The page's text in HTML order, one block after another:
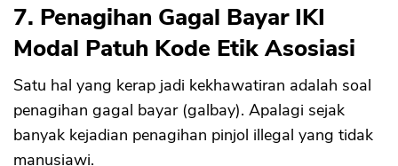
7. Penagihan Gagal Bayar IKI
Modal Patuh Kode Etik Asosiasi
Satu hal yang kerap jadi kekhawatiran adalah soal
penagihan gagal bayar (galbay). Apalagi sejak
banyak kejadian penagihan pinjol illegal yang tidak
manusiawi.